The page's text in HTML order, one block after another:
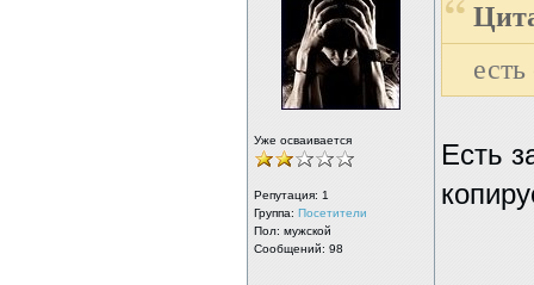
Уже осваивается
Репутация: 1
Группа: Посетители
Пол: мужской
Сообщений: 98
Есть